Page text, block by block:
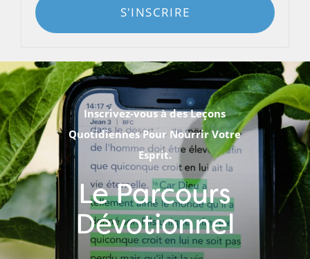
S'INSCRIRE
Inscrivez-vous à des Leçons
Quotidiennes Pour Nourrir Votre
Esprit.
Le Parcours
Dévotionnel